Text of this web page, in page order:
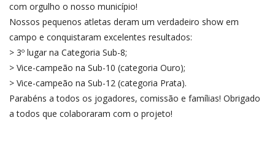
com orgulho o nosso município!
Nossos pequenos atletas deram um verdadeiro show em
campo e conquistaram excelentes resultados:
> 3º lugar na Categoria Sub-8;
> Vice-campeão na Sub-10 (categoria Ouro);
> Vice-campeão na Sub-12 (categoria Prata).
Parabéns a todos os jogadores, comissão e famílias! Obrigado
a todos que colaboraram com o projeto!